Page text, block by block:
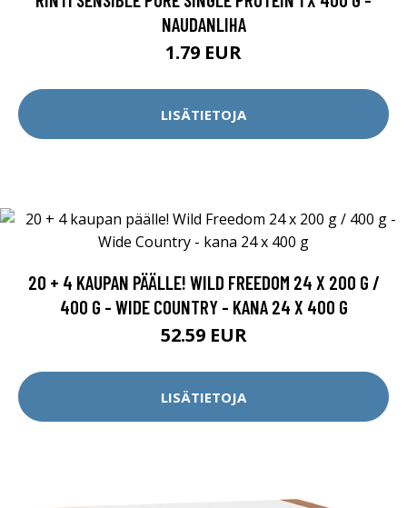
NAUDANLIHA
1.79 EUR
LISÄTIETOJA
20 + 4 KAUPAN PÄÄLLE! WILD FREEDOM 24 X 200 G /
400 G - WIDE COUNTRY - KANA 24 X 400 G
52.59 EUR
LISÄTIETOJA